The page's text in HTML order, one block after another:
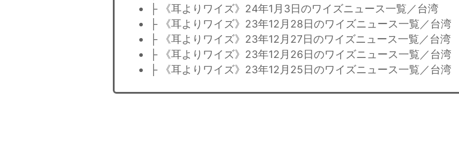
├ 《耳よりワイズ》24年1月3日のワイズニュース一覧／台湾
├ 《耳よりワイズ》23年12月28日のワイズニュース一覧／台湾
├ 《耳よりワイズ》23年12月27日のワイズニュース一覧／台湾
├ 《耳よりワイズ》23年12月26日のワイズニュース一覧／台湾
├ 《耳よりワイズ》23年12月25日のワイズニュース一覧／台湾